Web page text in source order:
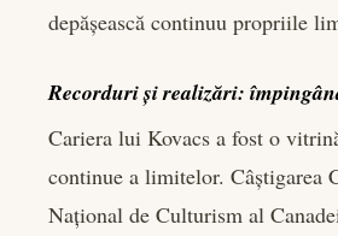
depășească continuu propriile
Recorduri și realizări:
Cariera lui Kovacs a fost o
continue a limitelor. Câștigarea
Național de Culturism al